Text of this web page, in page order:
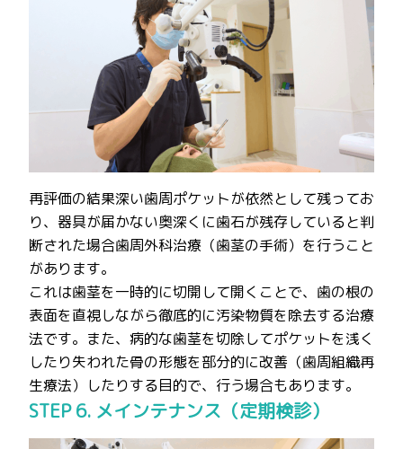
再評価の結果深い歯周ポケットが依然として残ってお
り、器具が届かない奥深くに歯石が残存していると判
断された場合歯周外科治療（歯茎の手術）を行うこと
があります。
これは歯茎を一時的に切開して開くことで、歯の根の
表面を直視しながら徹底的に汚染物質を除去する治療
法です。また、病的な歯茎を切除してポケットを浅く
したり失われた骨の形態を部分的に改善（歯周組織再
生療法）したりする目的で、行う場合もあります。
STEP 6. メインテナンス（定期検診）